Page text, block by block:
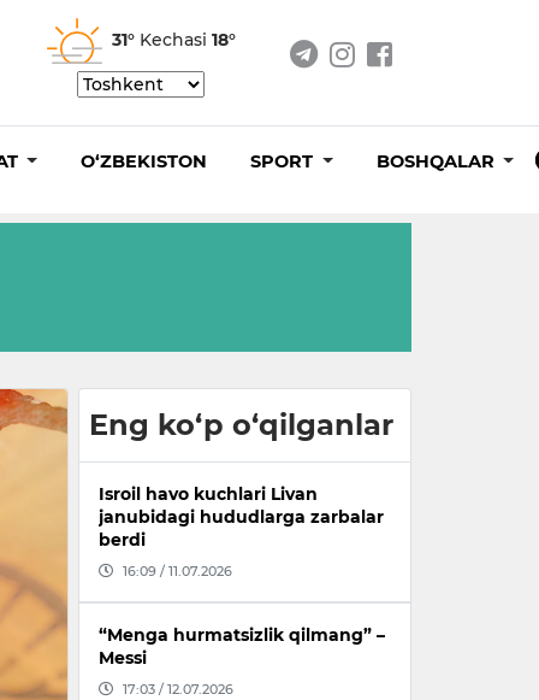
31° Kechasi 18°
O‘ZBEKISTON SPORT BOSHQALAR
Eng ko‘p o‘qilganlar
Isroil havo kuchlari Livan
janubidagi hududlarga zarbalar
berdi
16:09 / 11.07.2026
“Menga hurmatsizlik qilmang” –
Messi
17:03 / 12.07.2026